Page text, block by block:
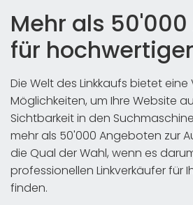
Mehr als
für
Die Welt des Linkkaufs bietet eine
Möglichkeiten, um Ihre Website
Sichtbarkeit in den
mehr als 50'000 Angeboten zur
die Qual der Wahl, wenn es
professionellen Linkverkäufer für
finden.